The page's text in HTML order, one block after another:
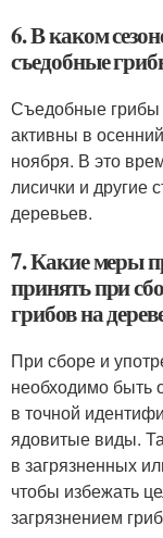
6. В каком
съедобные
Съедобные грибы
активны в
ноября. В это
лисички и другие
деревьев.
7. Какие меры
принять при
грибов на
При сборе и
необходимо
в точной
ядовитые виды.
в загрязненных
чтобы избежать
загрязнением